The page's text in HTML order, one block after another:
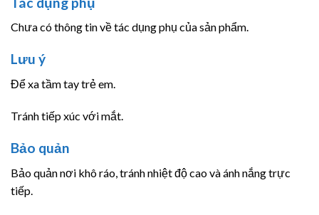
Chưa có thông tin về tác dụng phụ của sản phẩm.
Lưu ý
Để xa tầm tay trẻ em.
Tránh tiếp xúc với mắt.
Bảo quản
Bảo quản nơi khô ráo, tránh nhiệt độ cao và ánh nắng trực
tiếp.